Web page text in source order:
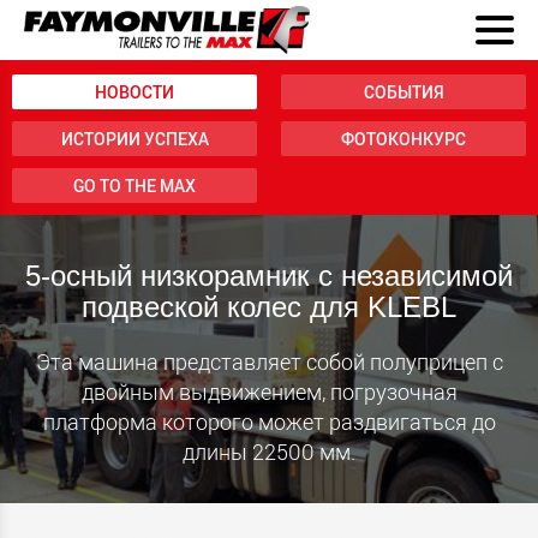
НОВОСТИ СОБЫТИЯ
ИСТОРИИ УСПЕХА ФОТОКОНКУРС
GO TO THE MAX
5-осный низкорамник с независимой
подвеской колес для KLEBL
Эта машина представляет собой полуприцеп с
двойным выдвижением, погрузочная
платформа которого может раздвигаться до
длины 22500 мм.